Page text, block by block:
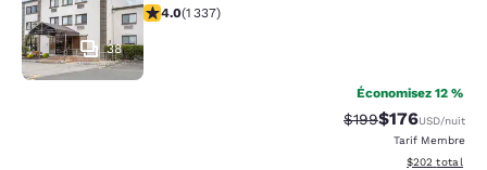
38
4.02 étoiles. Très Bien. 1337 commentaires
4.0(1 337)
Économisez 12 %
Tarif barré :
$199Tarif réduit :
$176USD/nuit
Tarif Membre
Afficher les
$202 total